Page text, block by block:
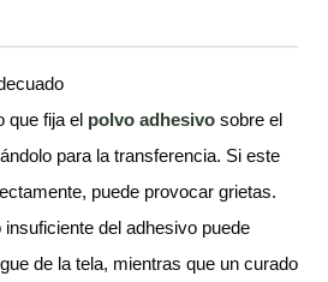
que fija el polvo adhesivo sobre el
para la transferencia. Si este
puede provocar grietas.
del adhesivo puede
de la tela, mientras que un curado